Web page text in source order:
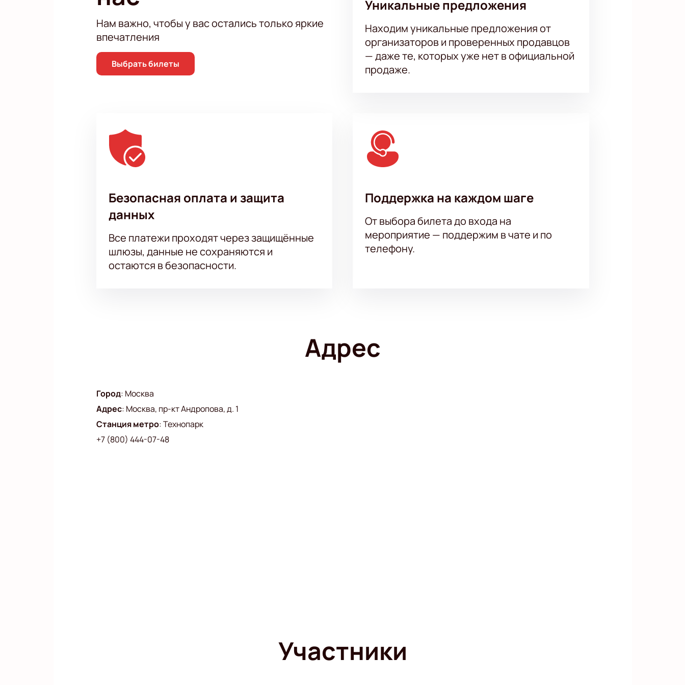
Нам важно, чтобы у вас остались только яркие
впечатления
Выбрать билеты
Уникальные предложения
Находим уникальные предложения от
организаторов и проверенных продавцов
— даже те, которых уже нет в официальной
продаже.
Безопасная оплата и защита
данных
Все платежи проходят через защищённые
шлюзы, данные не сохраняются и
остаются в безопасности.
Поддержка на каждом шаге
От выбора билета до входа на
мероприятие — поддержим в чате и по
телефону.
Адрес
Город: Москва
Адрес: Москва, пр-кт Андропова, д. 1
Станция метро:Технопарк
+7 (800) 444-07-48
Участники